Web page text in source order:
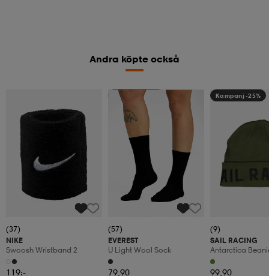
Andra köpte också
(37)
NIKE
Swoosh Wristband 2
119:-
Kampanj -25%
(57)
EVEREST
U Light Wool Sock
79,90
Kampanj -25%
(9)
SAIL RACING
Antarctica
99,90